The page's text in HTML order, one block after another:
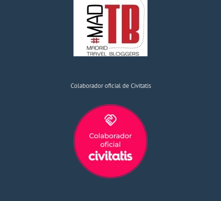
Colaborador oficial de Civitatis